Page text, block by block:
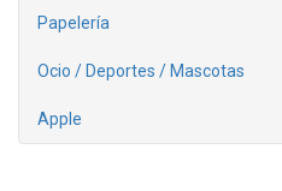
Papelería
Ocio / Deportes / Mascotas
Apple